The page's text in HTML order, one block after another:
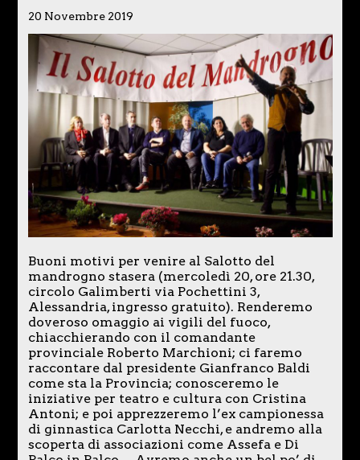
20 Novembre 2019
Buoni motivi per venire al Salotto del
mandrogno stasera (mercoledì 20, ore 21.30,
circolo Galimberti via Pochettini 3,
Alessandria, ingresso gratuito). Renderemo
doveroso omaggio ai vigili del fuoco,
chiacchierando con il comandante
provinciale Roberto Marchioni; ci faremo
raccontare dal presidente Gianfranco Baldi
come sta la Provincia; conosceremo le
iniziative per teatro e cultura con Cristina
Antoni; e poi apprezzeremo l’ex campionessa
di ginnastica Carlotta Necchi, e andremo alla
scoperta di associazioni come Assefa e Di